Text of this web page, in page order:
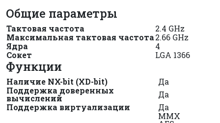
Общие параметры
Тактовая частота
2.4 GHz
Максимальная тактовая частота2.66 GHz
Ядра
4
Сокет
LGA 1366
Функции
Наличие NX-bit (XD-bit)
Да
Поддержка доверенных
вычислений
Да
Поддержка виртуализации
Да
MMX